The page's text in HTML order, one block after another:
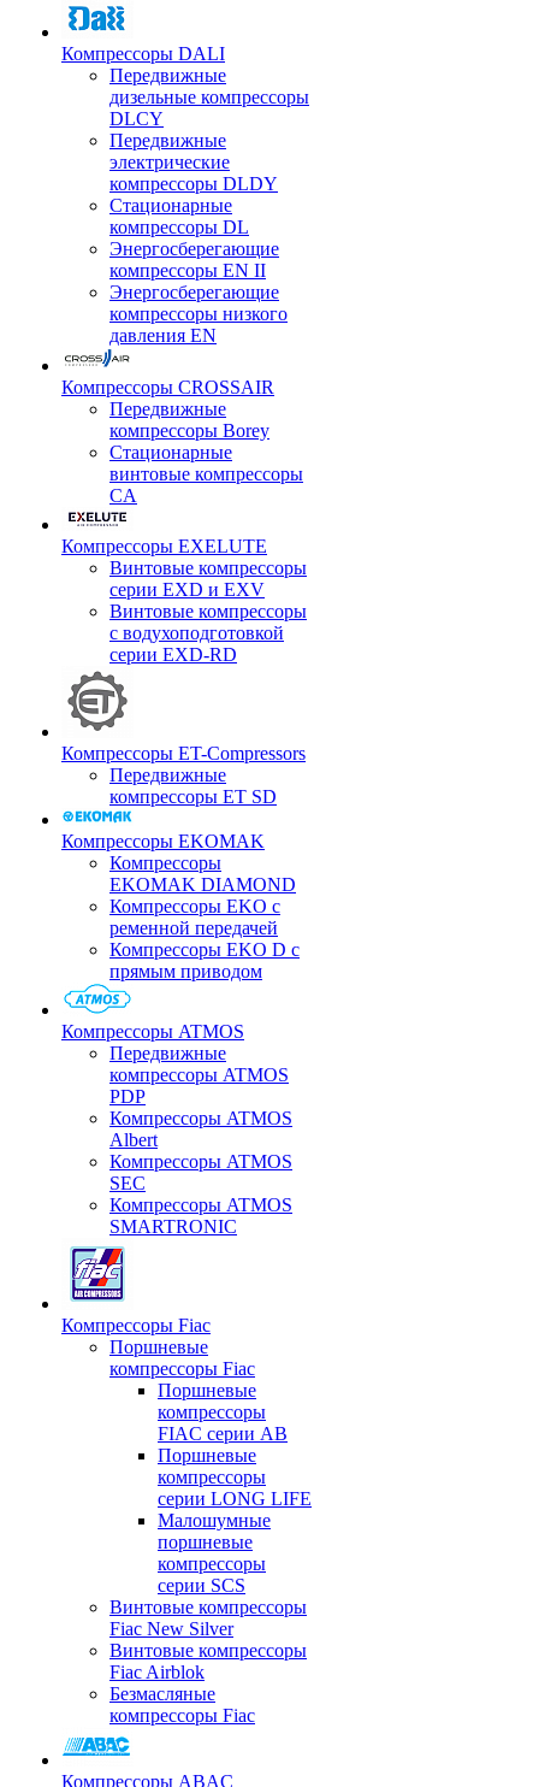
Компрессоры DALI
Передвижные
дизельные компрессоры
DLCY
Передвижные
электрические
компрессоры DLDY
Стационарные
компрессоры DL
Энергосберегающие
компрессоры EN II
Энергосберегающие
компрессоры низкого
давления EN
Компрессоры CROSSAIR
Передвижные
компрессоры Borey
Стационарные
винтовые компрессоры
CA
Компрессоры EXELUTE
Винтовые компрессоры
серии EXD и EXV
Винтовые компрессоры
с водухоподготовкой
серии EXD-RD
Компрессоры ET-Compressors
Передвижные
компрессоры ET SD
Компрессоры EKOMAK
Компрессоры
EKOMAK DIAMOND
Компрессоры EKO c
ременной передачей
Компрессоры EKO D с
прямым приводом
Компрессоры ATMOS
Передвижные
компрессоры ATMOS
PDP
Компрессоры ATMOS
Albert
Компрессоры ATMOS
SEC
Компрессоры ATMOS
SMARTRONIC
Компрессоры Fiac
Поршневые
компрессоры Fiac
Поршневые
компрессоры
FIAC серии AB
Поршневые
компрессоры
серии LONG LIFE
Малошумные
поршневые
компрессоры
серии SCS
Винтовые компрессоры
Fiac New Silver
Винтовые компрессоры
Fiac Airblok
Безмасляные
компрессоры Fiac
Компрессоры ABAC